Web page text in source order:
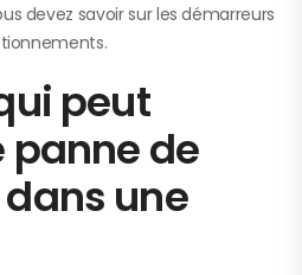
devez savoir sur les démarreurs
peut
panne de
une